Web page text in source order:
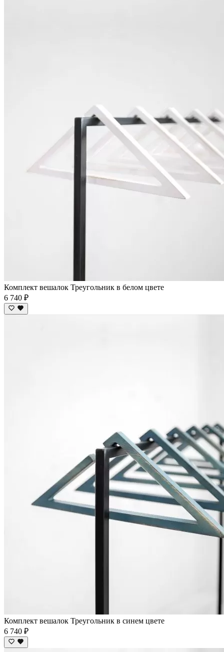
Комплект вешалок Треугольник в белом цвете
6 740 ₽
Комплект вешалок Треугольник в синем цвете
6 740 ₽